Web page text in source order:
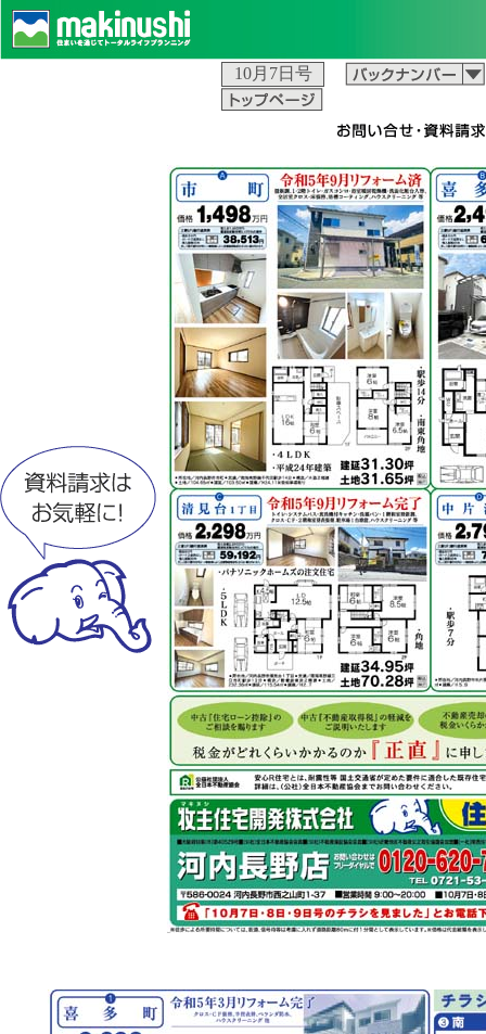
10月7日号